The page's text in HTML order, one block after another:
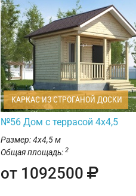
КАРКАС ИЗ СТРОГАНОЙ ДОСКИ
№56 Дом с террасой 4х4,5
Размер: 4х4,5 м
Общая площадь: 2
от 1092500